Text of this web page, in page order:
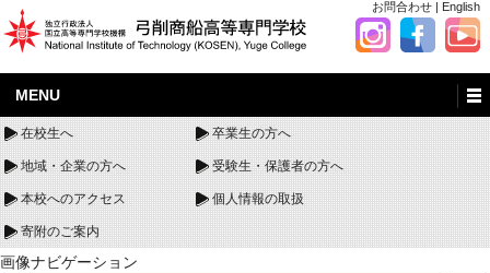
お問合わせ | English
MENU
在校生へ 卒業生の方へ
地域・企業の方へ 受験生・保護者の方へ
本校へのアクセス 個人情報の取扱
寄附のご案内
画像ナビゲーション